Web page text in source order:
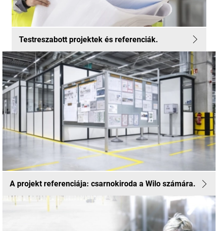
Testreszabott projektek és referenciák.
A projekt referenciája: csarnokiroda a Wilo számára.